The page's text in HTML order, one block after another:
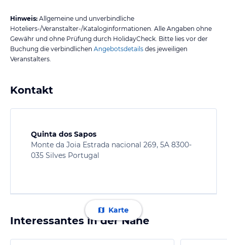
Hinweis: Allgemeine und unverbindliche
Hoteliers-/Veranstalter-/Kataloginformationen. Alle Angaben ohne
Gewähr und ohne Prüfung durch HolidayCheck. Bitte lies vor der
Buchung die verbindlichen Angebotsdetails des jeweiligen
Veranstalters.
Kontakt
Quinta dos Sapos
Monte da Joia Estrada nacional 269, 5A 8300-
035 Silves Portugal
Karte
Interessantes in der Nähe